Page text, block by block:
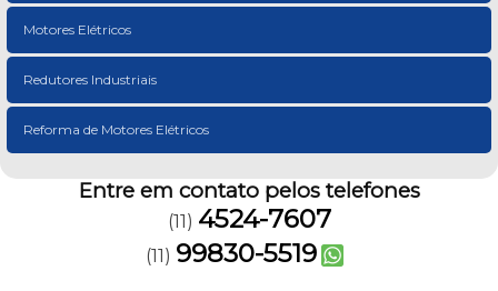
Motores Elétricos
Redutores Industriais
Reforma de Motores Elétricos
Entre em contato pelos telefones
(11) 4524-7607
(11) 99830-5519